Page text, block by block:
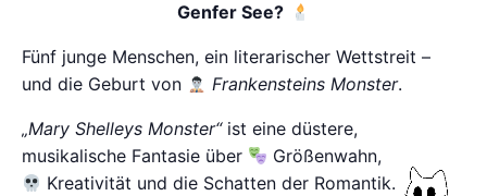
Genfer See?
Fünf junge Menschen, ein literarischer Wettstreit –
und die Geburt von
Frankensteins Monster.
„Mary Shelleys Monster“ist eine düstere,
musikalische Fantasie über
Größenwahn,
Kreativität und die Schatten der Romantik.